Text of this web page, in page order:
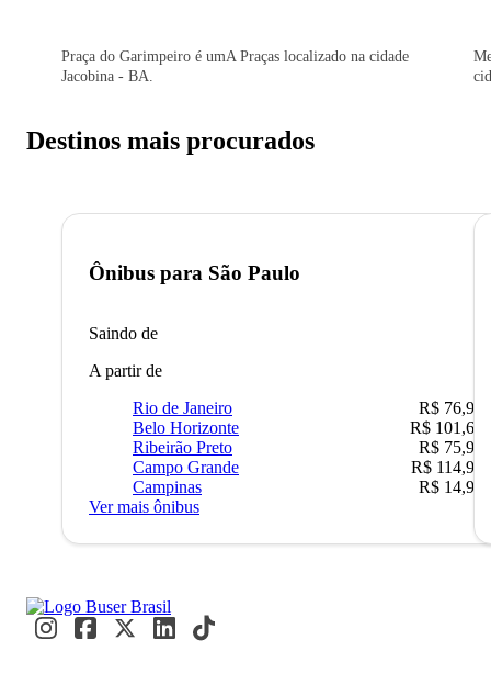
Praça do Garimpeiro é umA Praças localizado na cidade
Jacobina - BA.
Destinos mais procurados
Ônibus para São Paulo
Saindo de
A partir de
Rio de Janeiro
R$ 76,90
Belo Horizonte
R$ 101,67
Ribeirão Preto
R$ 75,90
Campo Grande
R$ 114,90
Campinas
R$ 14,90
Ver mais ônibus